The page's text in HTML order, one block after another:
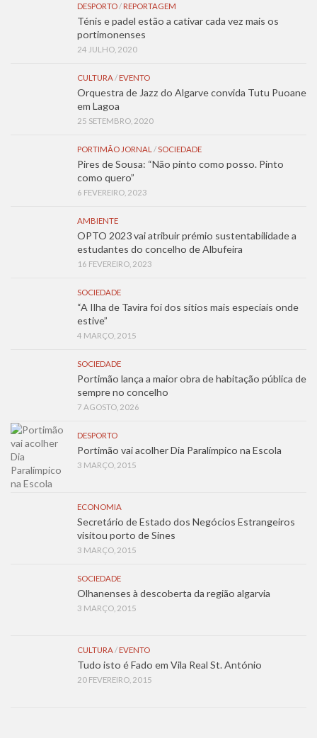
DESPORTO/ REPORTAGEM
Ténis e padel estão a cativar cada vez mais os
portimonenses
24 JULHO, 2020
CULTURA/ EVENTO
Orquestra de Jazz do Algarve convida Tutu Puoane
em Lagoa
25 SETEMBRO, 2020
PORTIMÃO JORNAL /SOCIEDADE
Pires de Sousa: “Não pinto como posso. Pinto
como quero”
6 FEVEREIRO, 2023
AMBIENTE
OPTO 2023 vai atribuir prémio sustentabilidade a
estudantes do concelho de Albufeira
16 FEVEREIRO, 2023
SOCIEDADE
“A Ilha de Tavira foi dos sítios mais especiais onde
estive”
4 MARÇO, 2015
SOCIEDADE
Portimão lança a maior obra de habitação pública de
sempre no concelho
7 AGOSTO, 2026
DESPORTO
Portimão vai acolher Dia Paralímpico na Escola
3 MARÇO, 2015
ECONOMIA
Secretário de Estado dos Negócios Estrangeiros
visitou porto de Sines
3 MARÇO, 2015
SOCIEDADE
Olhanenses à descoberta da região algarvia
3 MARÇO, 2015
CULTURA/ EVENTO
Tudo isto é Fado em Vila Real St. António
20 FEVEREIRO, 2015